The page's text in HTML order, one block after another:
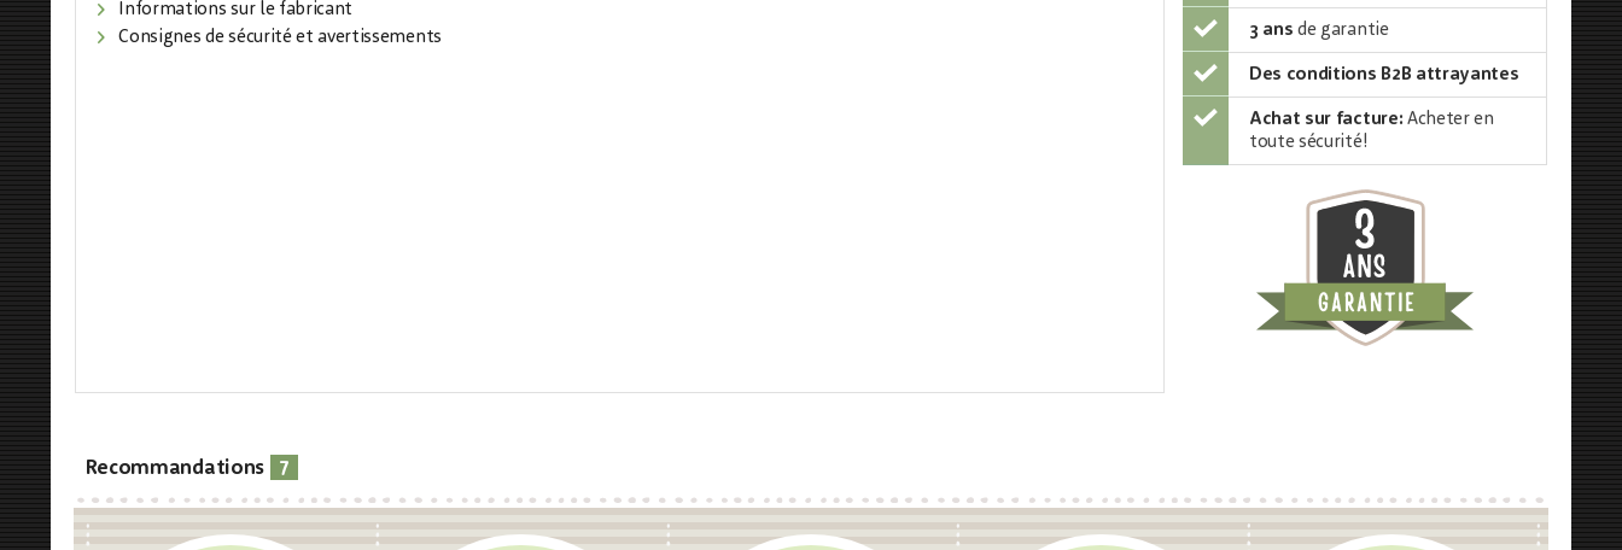
Informations sur le fabricant
Consignes de sécurité et avertissements
3 ans de garantie
Des conditions B2B attrayantes
Achat sur facture: Acheter en
toute sécurité!
Recommandations 7